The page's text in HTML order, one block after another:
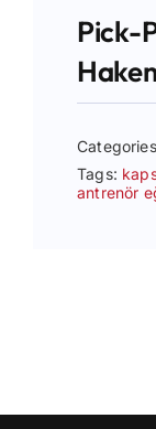
Pick-
Tags:
antrenör